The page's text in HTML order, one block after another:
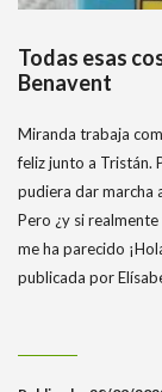
Todas esas
Benavent
Miranda trabaja
feliz junto a Tristán.
pudiera dar marcha
Pero ¿y si
me ha parecido
publicada por